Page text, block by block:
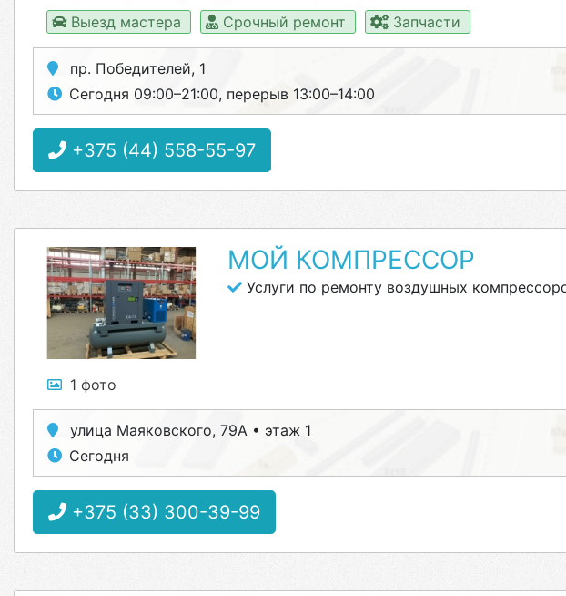
Выезд мастера
Срочный ремонт Запчасти
пр. Победителей, 1
Сегодня 09:00–21:00, перерыв 13:00–14:00
+375 (44) 558-55-97
1 фото
МОЙ КОМПРЕССОР
Услуги по ремонту воздушных
улица Маяковского, 79А • этаж 1
Сегодня
+375 (33) 300-39-99